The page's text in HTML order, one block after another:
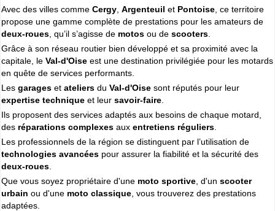
Retrouvez dans votre VILLE
les bonnes adresses deL'ANNUAIRE MOTO & SCOOTER
Cliquer sur la 1ere lettre du nom de votre ville pour voir notre
SÉLECTION d'adresses :
A (188) B(314) C(380) D(83) F G
J (32) K(5) L M
O (227) Q (18) (128) (571) (102) U
V (201) W(22) X Y
Espace professionnelsMOTO
Gestion de votre compte PRO
Avec des villes comme Cergy Argenteuil et Pontoise , ce territoire
propose une gamme complète de prestations pour les amateurs de
deux-roues , qu’il s’agisse de motos ou de scooters
Grâce à son réseau routier bien développé et sa proximité avec la
capitale, le Val-d'Oise est une destination privilégiée pour les motards
en quête de services performants.
Les garages et ateliers du Val-d'Oise sont réputés pour leur
expertise technique et leur savoir-faire
Ils proposent des services adaptés aux besoins de chaque motard,
des réparations complexes aux entretiens réguliers
Les professionnels de la région se distinguent par l’utilisation de
technologies avancées pour assurer la fiabilité et la sécurité des
deux-roues
Que vous soyez propriétaire d'une moto sportive , d'un scooter
urbain ou d'une moto classique , vous trouverez des prestations
adaptées.